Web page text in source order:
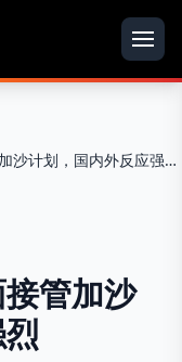
内塔尼亚胡推动全面接管加沙计划，国内外反应强烈
管加沙